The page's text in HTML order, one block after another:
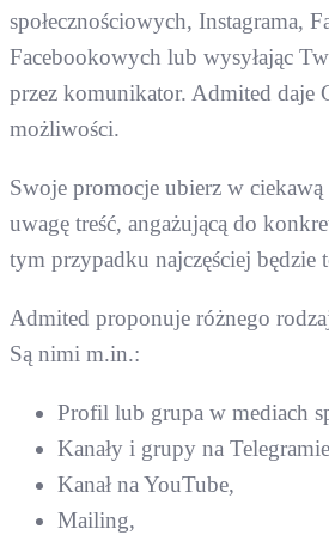
społecznościowych, Instagrama,
Facebookowych lub wysyłając
przez komunikator. Admited daje
możliwości.
Swoje promocje ubierz w ciekawą
uwagę treść, angażującą do
tym przypadku najczęściej będzie
Admited proponuje różnego
Są nimi m.in.:
Profil lub grupa w mediach
Kanały i grupy na
Kanał na YouTube,
Mailing,